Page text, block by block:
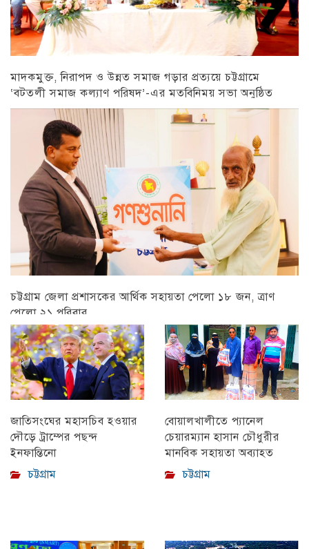
মাদকমুক্ত, নিরাপদ ও উন্নত সমাজ গড়ার প্রত্যয়ে চট্টগ্রামে
‘বটতলী সমাজ কল্যাণ পরিষদ’-এর মতবিনিময় সভা অনুষ্ঠিত
চট্টগ্রাম
চট্টগ্রাম জেলা প্রশাসকের আর্থিক সহায়তা পেলো ১৮ জন, ত্রাণ
পেলো ২১ পরিবার
চট্টগ্রাম
জাতিসংঘের মহাসচিব হওয়ার
দৌড়ে ট্রাম্পের পছন্দ
ইনফান্তিনো
চট্টগ্রাম
বোয়ালখালীতে প্যানেল
চেয়ারম্যান হাসান চৌধুরীর
মানবিক সহায়তা অব্যাহত
চট্টগ্রাম